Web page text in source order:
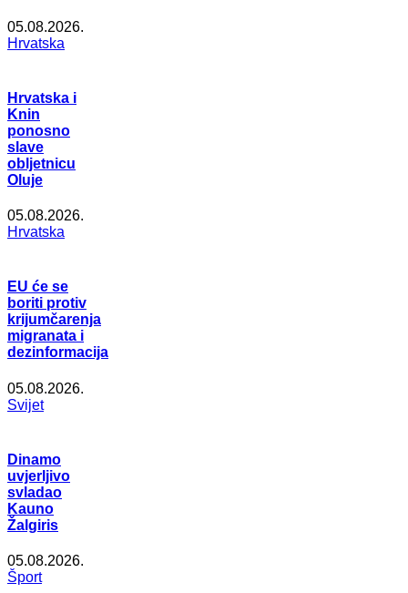
05.08.2026.
Hrvatska
Hrvatska i
Knin
ponosno
slave
obljetnicu
Oluje
05.08.2026.
Hrvatska
EU će se
boriti protiv
krijumčarenja
migranata i
dezinformacija
05.08.2026.
Svijet
Dinamo
uvjerljivo
svladao
Kauno
Žalgiris
05.08.2026.
Šport